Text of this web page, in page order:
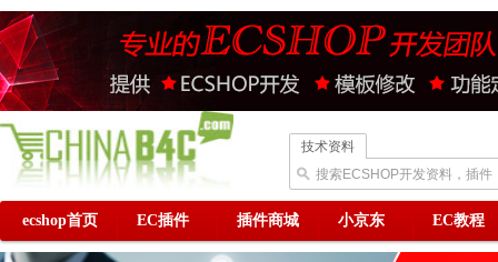
技术资料
搜索ECSHOP开发资料，插件
ecshop首页 EC插件 插件商城 小京东 EC教程